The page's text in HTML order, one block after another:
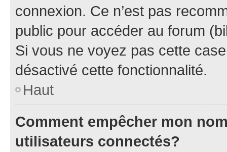
connexion. Ce n’est pas
public pour accéder au forum
Si vous ne voyez pas cette
désactivé cette fonctionnalité.
Haut
Comment empêcher mon
utilisateurs connectés?